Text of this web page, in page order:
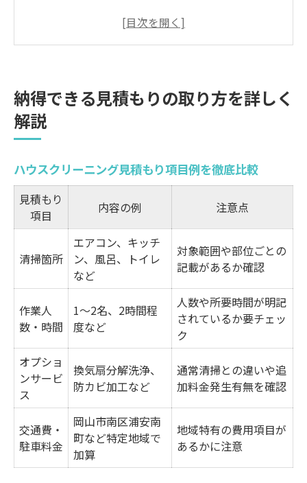
納得の見積もりを得るための事前準備
複数業者への見積もり依頼で得られる安心
浦安南町で評価が高い清掃サービスの特徴
口コミ・評判で見る安心サービスの傾向
女性スタッフ在籍サービスの選び方
地域密着型サービスが選ばれる理由
迷わず選べる見積もり比較のコツとは
サービス内容別の見積もり比較ポイント
迷ったときの比較基準と選び方のヒント
エリア特有のサービス比較のポイント
はじめて依頼する方も安心のチェックリスト
初回依頼時に確認すべき項目一覧
納得できる見積もりの取り方を詳しく
解説
ハウスクリーニング見積もり項目例を徹底比較
見積もり
項目
内容の例 注意点
清掃箇所
エアコン、キッチ
ン、風呂、トイレ
など
対象範囲や部位ごとの
記載があるか確認
作業人
数・時間
1～2名、2時間程
度など
人数や所要時間が明記
されているか要チェッ
ク
オプショ
ンサービ
ス
換気扇分解洗浄、
防カビ加工など
通常清掃との違いや追
加料金発生有無を確認
交通費・
駐車料金
岡山市南区浦安南
町など特定地域で
加算
地域特有の費用項目が
あるかに注意